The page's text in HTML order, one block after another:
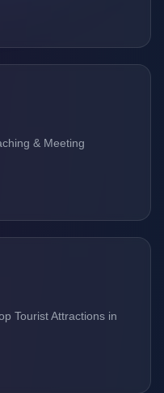
& Meeting
Tourist Attractions in